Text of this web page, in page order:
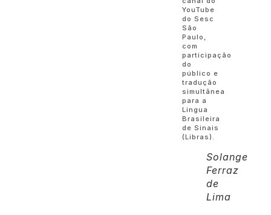
YouTube
do Sesc
São
Paulo,
com
participação
do
público e
tradução
simultânea
para a
Língua
Brasileira
de Sinais
(Libras).
Solange
Ferraz
de
Lima